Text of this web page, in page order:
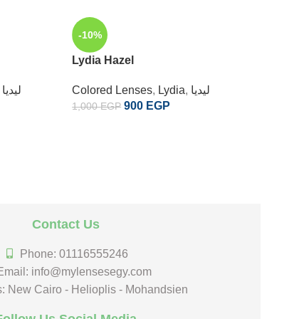
ليديا
-10%
Lydia Hazel
Colored Lenses, Lydia, ليديا
1,000EGP 900 EGP
Contact Us
Phone: 01116555246
info@mylensesegy.com
New Cairo - Helioplis - Mohandsien